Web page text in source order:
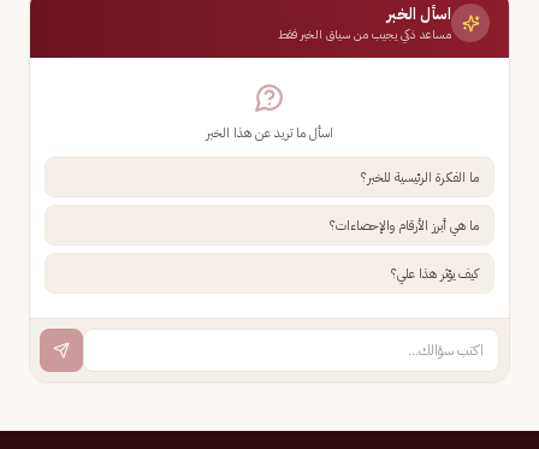
اسأل الخبر
مساعد ذكي يجيب من سياق الخبر فقط
اسأل ما تريد عن هذا الخبر
ما الفكرة الرئيسية للخبر؟
ما هي أبرز الأرقام والإحصاءات؟
كيف يؤثر هذا علي؟